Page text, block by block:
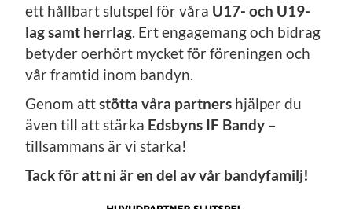
ett hållbart slutspel för våra U17- och U19-
lag samt herrlag. Ert engagemang och bidrag
betyder oerhört mycket för föreningen och
vår framtid inom bandyn.
Genom attstötta våra partners hjälper du
även till att stärka Edsbyns IF Bandy –
tillsammans är vi starka!
Tack för att ni är en del av vår bandyfamilj!